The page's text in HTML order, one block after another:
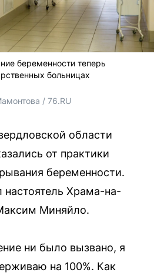
беременности теперь
больницах
/ 76.RU
области
от практики
беременности.
Храма-на-
Миняйло.
ни было вызвано, я
на 100%. Как